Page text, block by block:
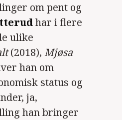
om pent og
har i flere
ulike
(2018), Mjøsa
han om
status og
ja,
han bringer